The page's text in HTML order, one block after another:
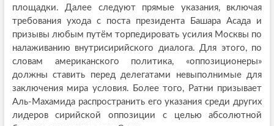
площадки. Далее следуют прямые указания, включая
требования ухода с поста президента Башара Асада и
призывы любым путём торпедировать усилия Москвы по
налаживанию внутрисирийского диалога. Для этого, по
словам американского политика, «оппозиционеры»
должны ставить перед делегатами невыполнимые для
заключения мира условия. Более того, Ратни призывает
Аль-Махамида распространить его указания среди других
лидеров сирийской оппозиции с целью абсолютной